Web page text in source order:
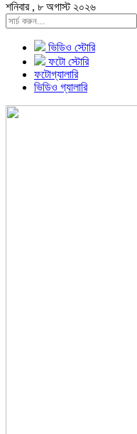
শনিবার , ৮ অগাস্ট ২০২৬
ভিডিও স্টোরি
ফটো স্টোরি
ফটোগ্যালারি
ভিডিও গ্যালারি